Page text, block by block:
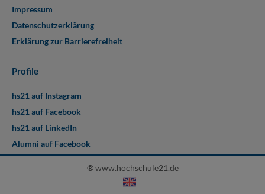
Impressum
Datenschutzerklärung
Erklärung zur Barrierefreiheit
Profile
hs21 auf Instagram
hs21 auf Facebook
hs21 auf LinkedIn
Alumni auf Facebook
® www.hochschule21.de